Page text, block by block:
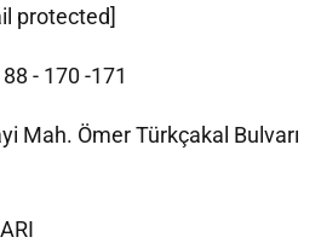
protected]
- 170 -171
Mah. Ömer Türkçakal Bulvarı